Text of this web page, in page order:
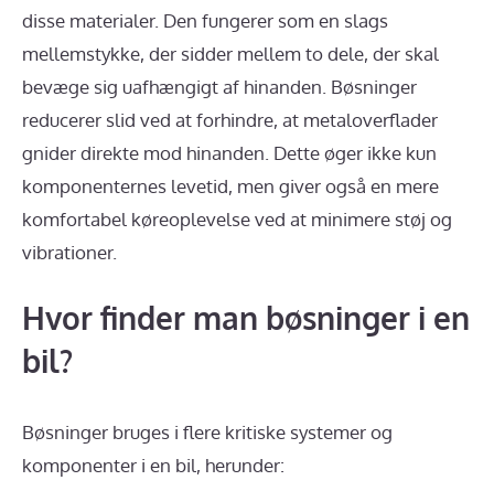
disse materialer. Den fungerer som en slags
mellemstykke, der sidder mellem to dele, der skal
bevæge sig uafhængigt af hinanden. Bøsninger
reducerer slid ved at forhindre, at metaloverflader
gnider direkte mod hinanden. Dette øger ikke kun
komponenternes levetid, men giver også en mere
komfortabel køreoplevelse ved at minimere støj og
vibrationer.
Hvor finder man bøsninger i en
bil?
Bøsninger bruges i flere kritiske systemer og
komponenter i en bil, herunder: